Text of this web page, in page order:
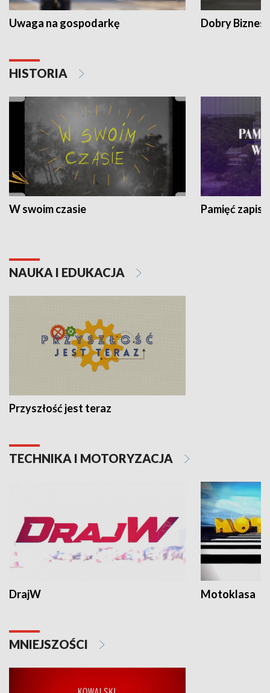
Uwaga na gospodarkę Dobry Biznes
HISTORIA
W swoim czasie Pamięć
NAUKA I EDUKACJA
Przyszłość jest teraz
TECHNIKA I MOTORYZACJA
DrajW Motoklasa
MNIEJSZOŚCI